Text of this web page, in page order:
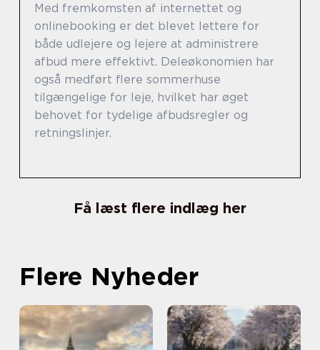
Med fremkomsten af internettet og
onlinebooking er det blevet lettere for
både udlejere og lejere at administrere
afbud mere effektivt. Deleøkonomien har
også medført flere sommerhuse
tilgængelige for leje, hvilket har øget
behovet for tydelige afbudsregler og
retningslinjer.
Få læst flere indlæg her
Flere Nyheder